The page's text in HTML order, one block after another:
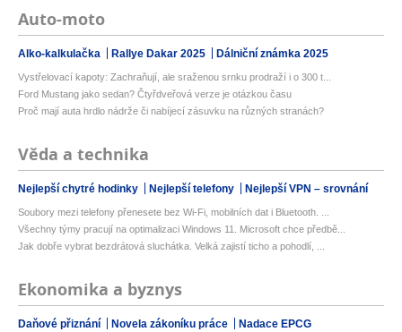
Auto-moto
Alko-kalkulačka Rallye Dakar 2025 Dálniční známka 2025
Vystřelovací kapoty: Zachraňují, ale sraženou srnku prodraží i o 300 t...
Ford Mustang jako sedan? Čtyřdveřová verze je otázkou času
Proč mají auta hrdlo nádrže či nabíjecí zásuvku na různých stranách?
Věda a technika
Nejlepší chytré hodinky Nejlepší telefony Nejlepší VPN – srovnání
Soubory mezi telefony přenesete bez Wi-Fi, mobilních dat i Bluetooth. ...
Všechny týmy pracují na optimalizaci Windows 11. Microsoft chce předbě...
Jak dobře vybrat bezdrátová sluchátka. Velká zajistí ticho a pohodlí, ...
Ekonomika a byznys
Daňové přiznání Novela zákoníku práce Nadace EPCG